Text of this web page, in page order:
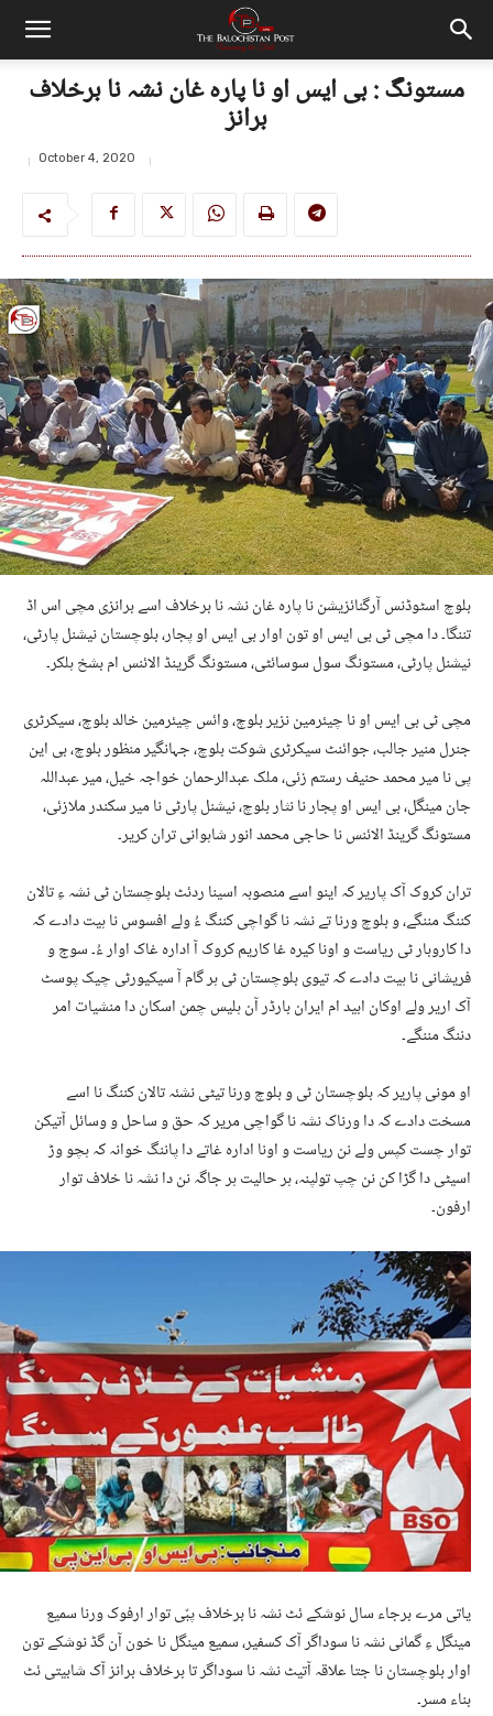
مستونگ : بی ایس او نا پارہ غان نشہ نا برخلاف
برانز
October 4, 2020
بلوچ اسٹوڈنس آرگنائزیشن نا پارہ غان نشہ نا برخلاف اسے برانزی مچی اس اڈ
تننگا۔ دا مچی ٹی بی ایس او تون اوار بی ایس او پجار، بلوچستان نیشنل پارٹی،
نیشنل پارٹی، مستونگ سول سوسائٹی، مستونگ گرینڈ الائنس ام بشخ ہلکر۔
مچی ٹی بی ایس او نا چیئرمین نزیر بلوچ، وائس چیئرمین خالد بلوچ، سیکرٹری
جنرل منیر جالب، جوائنٹ سیکرٹری شوکت بلوچ، جہانگیر منظور بلوچ، بی این
پی نا میر محمد حنیف رستم زئی، ملک عبدالرحمان خواجہ خیل، میر عبداللہ
جان مینگل، بی ایس او پجار نا نثار بلوچ، نیشنل پارٹی نا میر سکندر ملازئی،
مستونگ گرینڈ الائنس نا حاجی محمد انور شاہوانی تران کریر۔
تران کروک آک پاریر کہ اینو اسے منصوبہ اسینا ردئٹ بلوچستان ٹی نشہ ءِ تالان
کننگ مننگے، و بلوچ ورنا تے نشہ نا گواچی کننگ ءُ ولے افسوس نا ہیت دادے کہ
دا کاروبار ٹی ریاست و اونا کیرہ غا کاریم کروک آ ادارہ غاک اوار ءُ۔ سوج و
فریشانی نا ہیت دادے کہ تیوی بلوچستان ٹی ہر گام آ سیکیورٹی چیک پوسٹ
آک اریر ولے اوکان ابید ام ایران بارڈر آن ہلیس چمن اسکان دا منشیات امر
دننگ مننگے۔
او مونی پاریر کہ بلوچستان ٹی و بلوچ ورنا تیٹی نشئہ تالان کننگ نا اسے
مسخت دادے کہ دا ورناک نشہ نا گواچی مریر کہ حق و ساحل و وسائل آتیکن
توار چست کپس ولے نن ریاست و اونا ادارہ غاتے دا پاننگ خوانہ کہ ہچو وڑ
اسیٹی دا گڑا کن نن چپ تولپنہ، ہر حالیت ہر جاگہ نن دا نشہ نا خلاف توار
ارفون۔
یاتی مرے برجاء سال نوشکے ئٹ نشہ نا برخلاف پبّی توار ارفوک ورنا سمیع
مینگل ءِ گمانی نشہ نا سوداگر آک کسفیر، سمیع مینگل نا خون آن گڈ نوشکے تون
اوار بلوچستان نا جتا علاقہ آتیٹ نشہ نا سوداگر تا برخلاف برانز آک شابیتی ئٹ
بناء مسر۔